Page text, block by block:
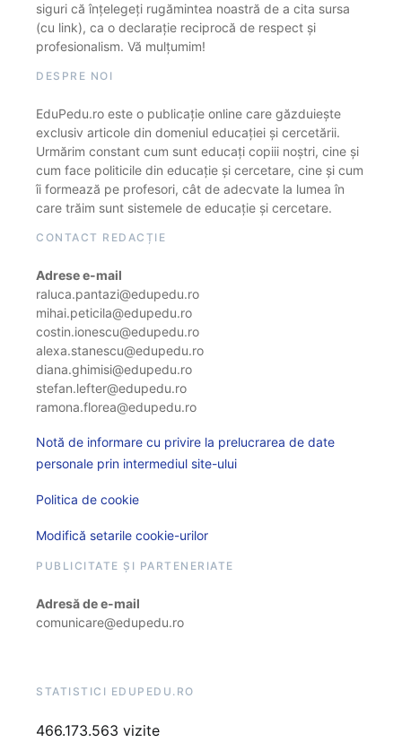
siguri că înțelegeți rugămintea noastră de a cita sursa
(cu link), ca o declarație reciprocă de respect și
profesionalism. Vă mulțumim!
DESPRE NOI
EduPedu.ro este o publicație online care găzduiește
exclusiv articole din domeniul educației și cercetării.
Urmărim constant cum sunt educați copiii noștri, cine și
cum face politicile din educație și cercetare, cine și cum
îi formează pe profesori, cât de adecvate la lumea în
care trăim sunt sistemele de educație și cercetare.
CONTACT REDACȚIE
Adrese e-mail
raluca.pantazi@edupedu.ro
mihai.peticila@edupedu.ro
costin.ionescu@edupedu.ro
alexa.stanescu@edupedu.ro
diana.ghimisi@edupedu.ro
stefan.lefter@edupedu.ro
ramona.florea@edupedu.ro
Notă de informare cu privire la prelucrarea de date
personale prin intermediul site-ului
Politica de cookie
Modifică setarile cookie-urilor
PUBLICITATE ȘI PARTENERIATE
Adresă de e-mail
comunicare@edupedu.ro
STATISTICI EDUPEDU.RO
466.173.563 vizite